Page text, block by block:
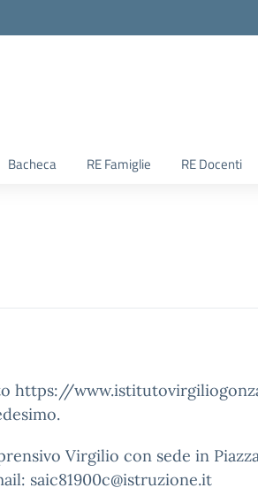
Bacheca RE Famiglie RE Docenti
Virgilio con sede in
saic81900c@istruzione.it